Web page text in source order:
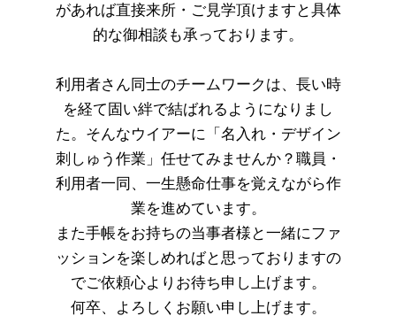
があれば直接来所・ご見学頂けますと具体
的な御相談も承っております。
利用者さん同士のチームワークは、長い時
を経て固い絆で結ばれるようになりまし
た。そんなウイアーに「名入れ・デザイン
刺しゅう作業」任せてみませんか？職員・
利用者一同、一生懸命仕事を覚えながら作
業を進めています。
また手帳をお持ちの当事者様と一緒にファ
ッションを楽しめればと思っておりますの
でご依頼心よりお待ち申し上げます。
何卒、よろしくお願い申し上げます。